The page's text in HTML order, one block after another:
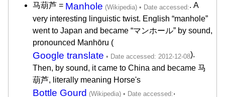
马葫芦 = Manhole
. A
very interesting linguistic twist. English “manhole”
went to Japan and became “マンホール” by sound,
pronounced Manhōru (
Google translate
).
Then, by sound, it came to China and became 马
葫芦, literally meaning Horse's
Bottle Gourd .